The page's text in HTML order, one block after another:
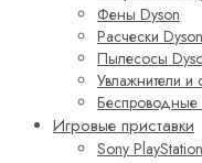
Фены Dyson
Расчески Dyson
Пылесосы
Увлажнители и
Беспроводные
Игровые приставки
Sony PlayStation